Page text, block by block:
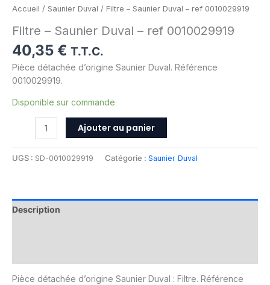
Accueil / Saunier Duval / Filtre – Saunier Duval – ref 0010029919
Filtre – Saunier Duval – ref 0010029919
40,35 € T.T.C.
Pièce détachée d’origine Saunier Duval. Référence
0010029919.
Disponible sur commande
Ajouter au panier
UGS : SD-0010029919 Catégorie : Saunier Duval
Description
Pièce détachée d’origine Saunier Duval : Filtre. Référence